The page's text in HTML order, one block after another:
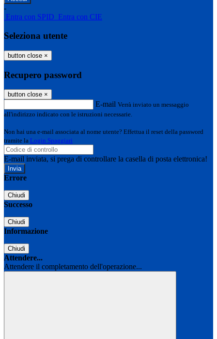
-
Entra con SPID Entra con CIE
Seleziona utente
button close ×
Recupero password
button close ×
E-mail Verrà inviato un messaggio
all'indirizzo indicato con le istruzioni necessarie.
Non hai una e-mail associata al nome utente? Effettua il reset della password
tramite la Login Spaggiari
E-mail inviata, si prega di controllare la casella di posta elettronica!
Errore
Chiudi
Successo
Chiudi
Informazione
Chiudi
Attendere...
Attendere il completamento dell'operazione...